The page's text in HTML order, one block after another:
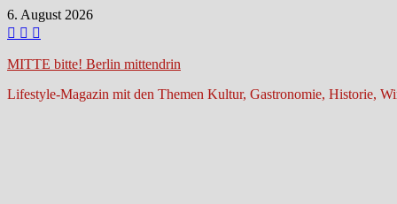
Zum
Inhalt
6. August 2026
MITTE bitte! Berlin mittendrin
Lifestyle-Magazin mit den Themen Kultur, Gastronomie, Historie,